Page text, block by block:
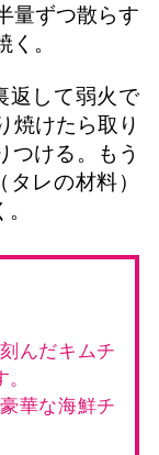
量ずつ散らす
。
返して弱火で
焼けたら取り
つける。もう
レの材料）
んだキムチ
華な海鮮チ